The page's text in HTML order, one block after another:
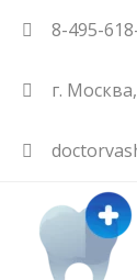
8-495-
г. Москва,